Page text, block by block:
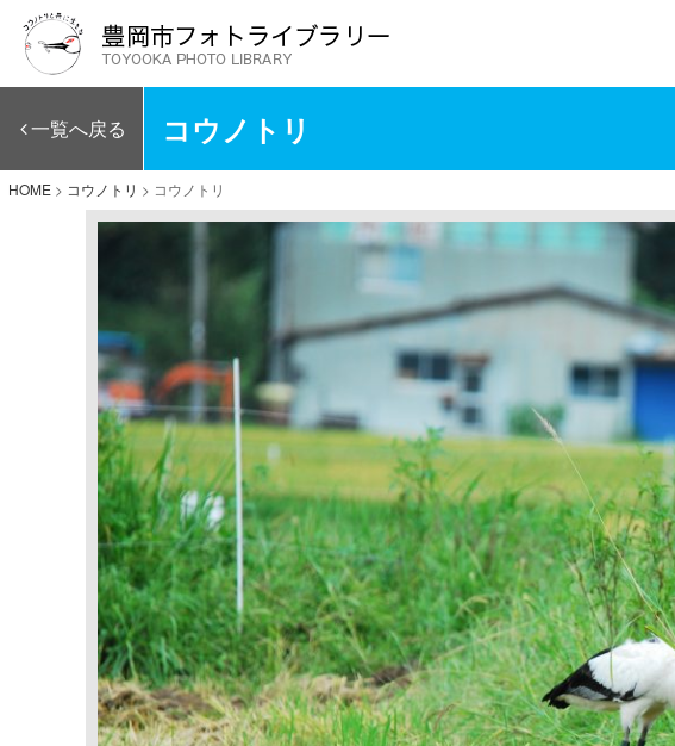
一覧へ戻る コウノトリ
HOME > コウノトリ > コウノトリ